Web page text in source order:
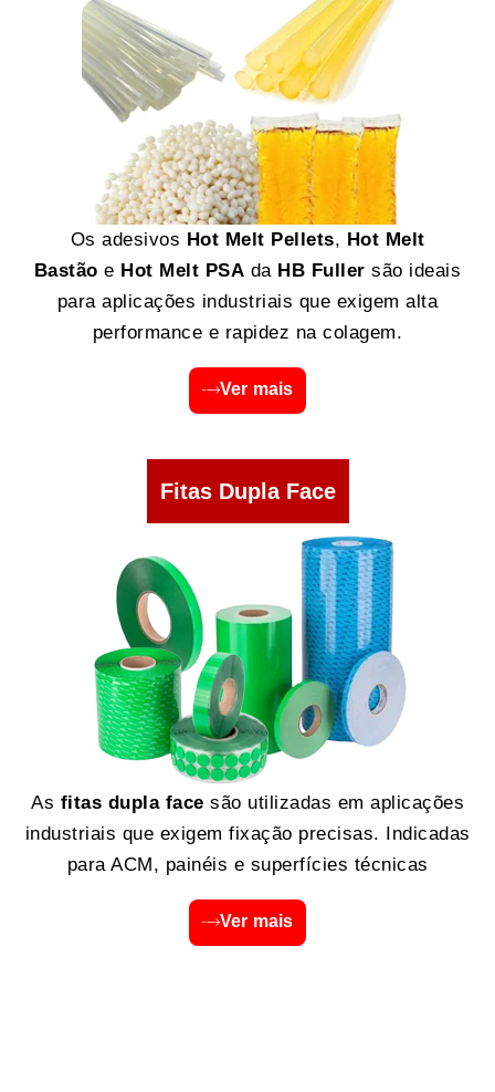
Os adesivos Hot Melt Pellets, Hot Melt
Bastão e Hot Melt PSA da HB Fuller são ideais
para aplicações industriais que exigem alta
performance e rapidez na colagem.
Ver mais
Fitas Dupla Face
As fitas dupla face são utilizadas em aplicações
industriais que exigem fixação precisas. Indicadas
para ACM, painéis e superfícies técnicas
Ver mais